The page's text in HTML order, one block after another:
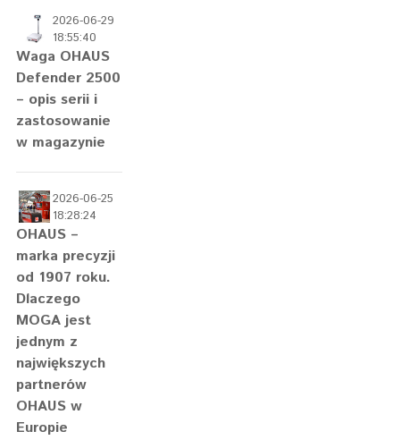
2026-06-29
18:55:40
Waga OHAUS
Defender 2500
– opis serii i
zastosowanie
w magazynie
2026-06-25
18:28:24
OHAUS –
marka precyzji
od 1907 roku.
Dlaczego
MOGA jest
jednym z
największych
partnerów
OHAUS w
Europie